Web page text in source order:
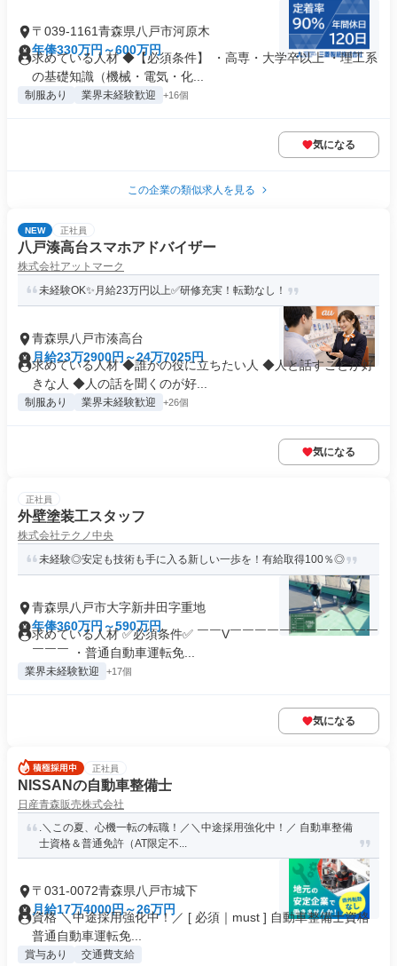
〒039-1161青森県八戸市河原木
年俸330万円～600万円
求めている人材 ◆【必須条件】 ・高専・大学卒以上 ・理工系
の基礎知識（機械・電気・化...
制服あり 業界未経験歓迎 +16個
気になる
この企業の類似求人を見る
NEW 正社員
八戸湊高台スマホアドバイザー
株式会社アットマーク
未経験OK✨月給23万円以上✅研修充実！転勤なし！
青森県八戸市湊高台
月給23万2900円～24万7025円
求めている人材 ◆誰かの役に立ちたい人 ◆人と話すことが好
きな人 ◆人の話を聞くのが好...
制服あり 業界未経験歓迎 +26個
気になる
正社員
外壁塗装工スタッフ
株式会社テクノ中央
未経験◎安定も技術も手に入る新しい一歩を！有給取得100％◎
青森県八戸市大字新井田字重地
年俸360万円～590万円
求めている人材 ✅必須条件✅ ￣￣V￣￣￣￣￣￣￣￣￣￣￣￣
￣￣￣ ・普通自動車運転免...
業界未経験歓迎 +17個
気になる
正社員
NISSANの自動車整備士
日産青森販売株式会社
.＼この夏、心機一転の転職！／＼中途採用強化中！／ 自動車整備
士資格＆普通免許（AT限定不...
〒031-0072青森県八戸市城下
月給17万4000円～26万円
資格 ＼中途採用強化中！／ [ 必須｜must ] 自動車整備士資格
普通自動車運転免...
賞与あり 交通費支給